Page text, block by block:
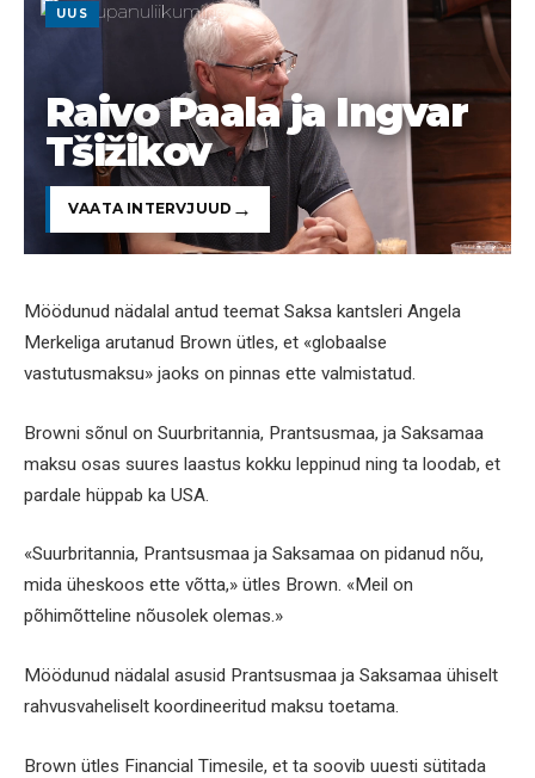
UUS
Raivo Paala ja Ingvar
Tšižikov
VAATA INTERVJUUD
Möödunud nädalal antud teemat Saksa kantsleri Angela
Merkeliga arutanud Brown ütles, et «globaalse
vastutusmaksu» jaoks on pinnas ette valmistatud.
Browni sõnul on Suurbritannia, Prantsusmaa, ja Saksamaa
maksu osas suures laastus kokku leppinud ning ta loodab, et
pardale hüppab ka USA.
«Suurbritannia, Prantsusmaa ja Saksamaa on pidanud nõu,
mida üheskoos ette võtta,» ütles Brown. «Meil on
põhimõtteline nõusolek olemas.»
Möödunud nädalal asusid Prantsusmaa ja Saksamaa ühiselt
rahvusvaheliselt koordineeritud maksu toetama.
Brown ütles Financial Timesile, et ta soovib uuesti sütitada